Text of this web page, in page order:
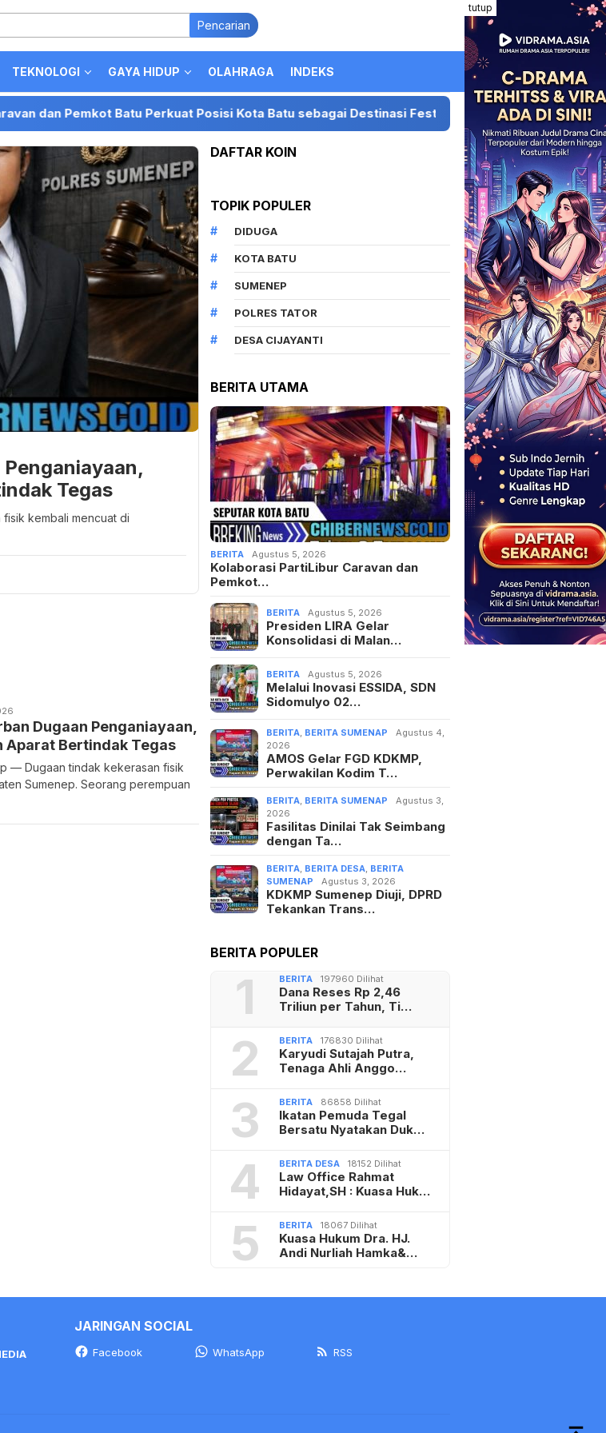
tutup
Pencarian
TEKNOLOGI GAYA HIDUP OLAHRAGA INDEKS
Batu Perkuat Posisi Kota Batu sebagai Destinasi Festival Musik Nasional Presiden
Tegas
kembali mencuat di
Dugaan Penganiayaan,
Aparat Bertindak Tegas
— Dugaan tindak kekerasan fisik
Sumenep. Seorang perempuan
DAFTAR KOIN
TOPIK POPULER
DIDUGA
KOTA BATU
SUMENEP
POLRES TATOR
DESA CIJAYANTI
BERITA UTAMA
BERITA Agustus 5, 2026
Kolaborasi PartiLibur Caravan dan
Pemkot…
BERITA Agustus 5, 2026
Presiden LIRA Gelar
Konsolidasi di Malan…
BERITA Agustus 5, 2026
Melalui Inovasi ESSIDA, SDN
Sidomulyo 02…
BERITA BERITA SUMENAP
Agustus 4,
2026
AMOS Gelar FGD KDKMP,
Perwakilan Kodim T…
BERITA BERITA SUMENAP
Agustus 3,
2026
Fasilitas Dinilai Tak Seimbang
dengan Ta…
BERITA BERITA DESA BERITA
SUMENAP
Agustus 3, 2026
KDKMP Sumenep Diuji, DPRD
Tekankan Trans…
BERITA POPULER
1 BERITA 197960 Dilihat
Dana Reses Rp 2,46
Triliun per Tahun, Ti…
2 BERITA 176830 Dilihat
Karyudi Sutajah Putra,
Tenaga Ahli Anggo…
3 BERITA 86858 Dilihat
Ikatan Pemuda Tegal
Bersatu Nyatakan Duk…
4 BERITA DESA 18152 Dilihat
Law Office Rahmat
Hidayat,SH : Kuasa Huk…
5 BERITA 18067 Dilihat
Kuasa Hukum Dra. HJ.
Andi Nurliah Hamka&…
JARINGAN SOCIAL
Facebook WhatsApp RSS